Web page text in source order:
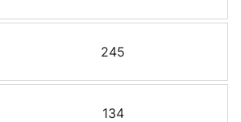
245
134